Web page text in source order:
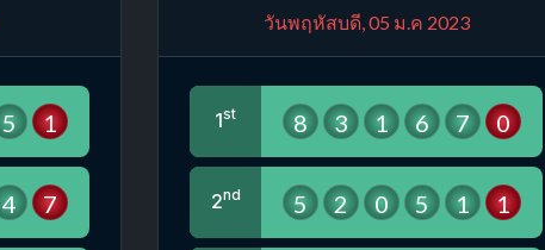
5 1
4 7
วันพฤหัสบดี, 05 ม.ค 2023
1st 8 3 1 6 7 0
2nd 5 2 0 5 1 1